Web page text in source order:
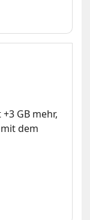
GB mehr,
dem